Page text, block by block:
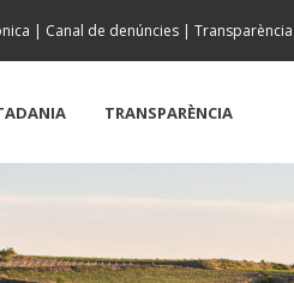
| Canal de denúncies | Transparència
TRANSPARÈNCIA